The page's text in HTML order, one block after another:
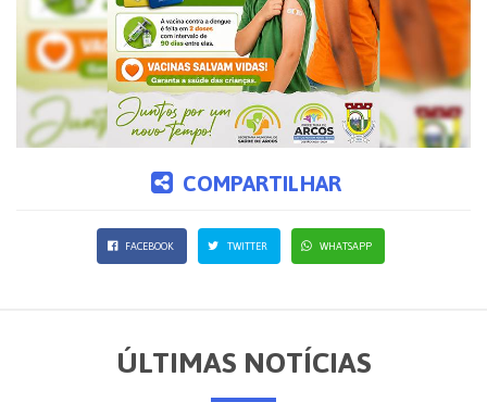
COMPARTILHAR
FACEBOOK TWITTER WHATSAPP
ÚLTIMAS NOTÍCIAS